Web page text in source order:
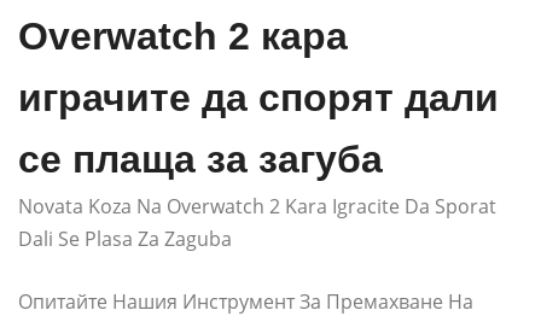
Overwatch 2 кара
играчите да спорят дали
се плаща за загуба
Novata Koza Na Overwatch 2 Kara Igracite Da Sporat
Dali Se Plasa Za Zaguba
Опитайте Нашия Инструмент За Премахване На